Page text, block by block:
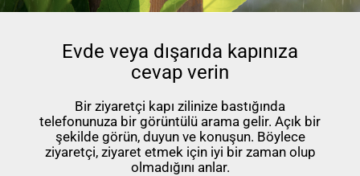
Evde veya dışarıda kapınıza
cevap verin
Bir ziyaretçi kapı zilinize bastığında
telefonunuza bir görüntülü arama gelir. Açık bir
şekilde görün, duyun ve konuşun. Böylece
ziyaretçi, ziyaret etmek için iyi bir zaman olup
olmadığını anlar.